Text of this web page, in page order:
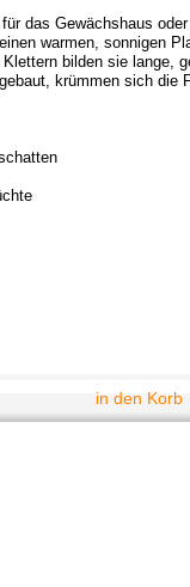
das Gewächshaus
warmen, sonnigen
bilden sie lange,
krümmen sich die
in den Korb